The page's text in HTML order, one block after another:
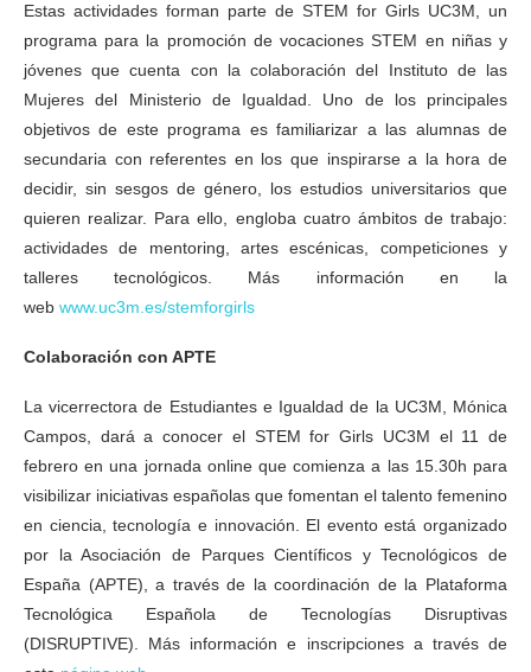
Estas actividades forman parte de STEM for Girls UC3M, un
programa para la promoción de vocaciones STEM en niñas y
jóvenes que cuenta con la colaboración del Instituto de las
Mujeres del Ministerio de Igualdad. Uno de los principales
objetivos de este programa es familiarizar a las alumnas de
secundaria con referentes en los que inspirarse a la hora de
decidir, sin sesgos de género, los estudios universitarios que
quieren realizar. Para ello, engloba cuatro ámbitos de trabajo:
actividades de mentoring, artes escénicas, competiciones y
talleres tecnológicos. Más información en la
web www.uc3m.es/stemforgirls
Colaboración con APTE
La vicerrectora de Estudiantes e Igualdad de la UC3M, Mónica
Campos, dará a conocer el STEM for Girls UC3M el 11 de
febrero en una jornada online que comienza a las 15.30h para
visibilizar iniciativas españolas que fomentan el talento femenino
en ciencia, tecnología e innovación. El evento está organizado
por la Asociación de Parques Científicos y Tecnológicos de
España (APTE), a través de la coordinación de la Plataforma
Tecnológica Española de Tecnologías Disruptivas
(DISRUPTIVE). Más información e inscripciones a través de